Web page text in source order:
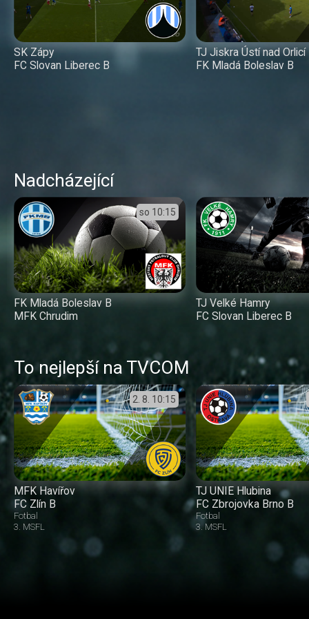
SK Zápy
FC Slovan Liberec B
TJ Jiskra Ústí nad Orlicí
FK Mladá Boleslav B
Nadcházející
so 10:15
FK Mladá Boleslav B
MFK Chrudim
TJ Velké Hamry
FC Slovan Liberec B
To nejlepší na TVCOM
2. 8. 10:15
MFK Havířov
FC Zlín B
Fotbal
3. MSFL
TJ UNIE Hlubina
FC Zbrojovka Brno B
Fotbal
3. MSFL